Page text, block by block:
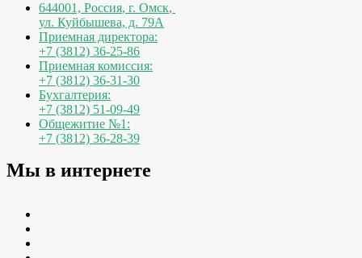
644001, Россия, г. Омск,
ул. Куйбышева, д. 79А
Приемная директора:
+7 (3812) 36-25-86
Приемная комиссия:
+7 (3812) 36-31-30
Бухгалтерия:
+7 (3812) 51-09-49
Общежитие №1:
+7 (3812) 36-28-39
Мы в интернете